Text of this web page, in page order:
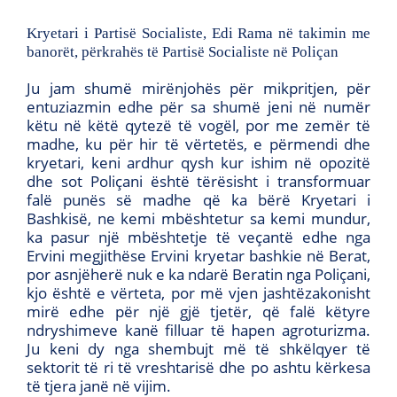
Kryetari i Partisë Socialiste, Edi Rama në takimin me
banorët, përkrahës të Partisë Socialiste në Poliçan
Ju jam shumë mirënjohës për mikpritjen, për
entuziazmin edhe për sa shumë jeni në numër
këtu në këtë qytezë të vogël, por me zemër të
madhe, ku për hir të vërtetës, e përmendi dhe
kryetari, keni ardhur qysh kur ishim në opozitë
dhe sot Poliçani është tërësisht i transformuar
falë punës së madhe që ka bërë Kryetari i
Bashkisë, ne kemi mbështetur sa kemi mundur,
ka pasur një mbështetje të veçantë edhe nga
Ervini megjithëse Ervini kryetar bashkie në Berat,
por asnjëherë nuk e ka ndarë Beratin nga Poliçani,
kjo është e vërteta, por më vjen jashtëzakonisht
mirë edhe për një gjë tjetër, që falë këtyre
ndryshimeve kanë filluar të hapen agroturizma.
Ju keni dy nga shembujt më të shkëlqyer të
sektorit të ri të vreshtarisë dhe po ashtu kërkesa
të tjera janë në vijim.